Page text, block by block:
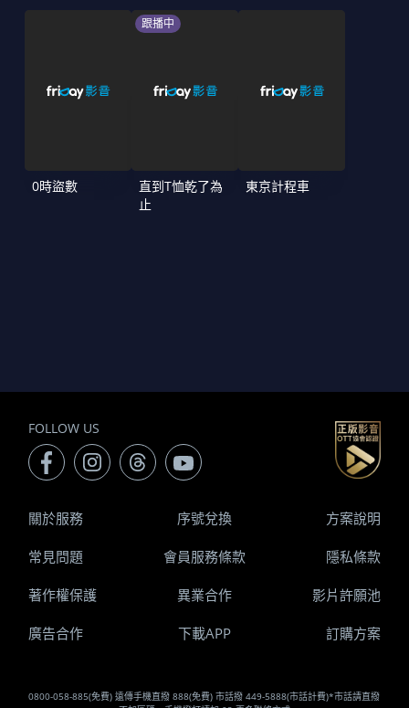
0時盜數
跟播中
直到T恤乾了為
止
東京計程車
FOLLOW US
0800-058-885(免費) 遠傳手機直撥 888(免費) 市話撥 449-5888(市話計費)*市話請直撥
關於服務 序號兌換 方案說明
常見問題 會員服務條款 隱私條款
著作權保護 異業合作 影片許願池
廣告合作 下載APP 訂購方案